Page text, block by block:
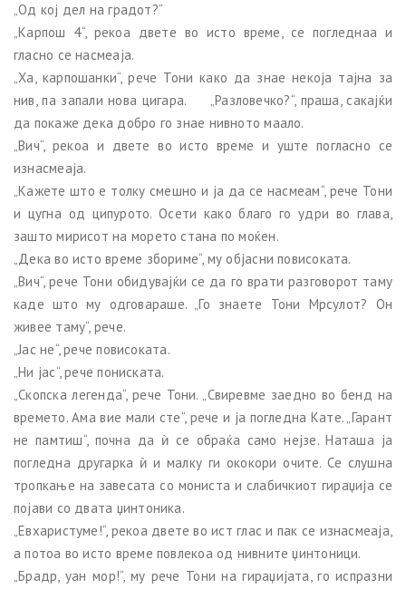
„Од кој дел на градот?“
„Карпош 4“, рекоа двете во исто време, се погледнаа и
гласно се насмеаја.
„Ха, карпошанки“, рече Тони како да знае некоја тајна за
нив, па запали нова цигара. „Разловечко?“, праша, сакајќи
да покаже дека добро го знае нивното маало.
„Вич“, рекоа и двете во исто време и уште погласно се
изнасмеаја.
„Кажете што е толку смешно и ја да се насмеам“, рече Тони
и цугна од ципурото. Осети како благо го удри во глава,
зашто мирисот на морето стана по моќен.
„Дека во исто време збориме“, му објасни повисоката.
„Вич“, рече Тони обидувајќи се да го врати разговорот таму
каде што му одговараше. „Го знаете Тони Мрсулот? Он
живее таму“, рече.
„Јас не“, рече повисоката.
„Ни јас“, рече пониската.
„Скопска легенда“, рече Тони. „Свиревме заедно во бенд на
времето. Ама вие мали сте“, рече и ја погледна Кате. „Гарант
не памтиш“, почна да ѝ се обраќа само нејзе. Наташа ја
погледна другарка ѝ и малку ги ококори очите. Се слушна
тропкање на завесата со мониста и слабичкиот гираџија се
појави со двата џинтоника.
„Евхаристуме!“, рекоа двете во ист глас и пак се изнасмеаја,
а потоа во исто време повлекоа од нивните џинтоници.
„Брадр, уан мор!“, му рече Тони на гираџијата, го испразни